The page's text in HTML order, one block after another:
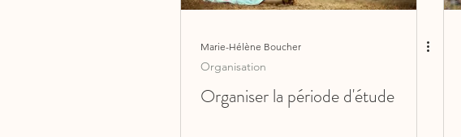
Marie-Hélène Boucher
Organisation
Organiser la période d'étude